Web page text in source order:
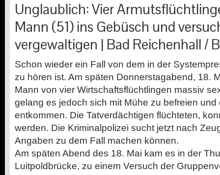
Unglaublich: Vier
Mann (51) ins Gebüsch und
vergewaltigen | Bad Reichenhall /
Schon wieder ein Fall von dem in der
zu hören ist. Am späten Donnerstagabend, 18.
Mann von vier Wirtschaftsflüchtlingen massiv
gelang es jedoch sich mit Mühe zu befreien und
entkommen. Die Tatverdächtigen flüchteten,
werden. Die Kriminalpolizei sucht jetzt nach
Angaben zu dem Fall machen können.
Am späten Abend des 18. Mai kam es in der
Luitpoldbrücke, zu einem Versuch der